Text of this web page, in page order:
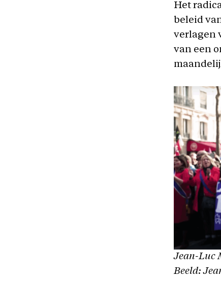
Het
beleid
verlagen
van een
Jean-Luc
Beeld: